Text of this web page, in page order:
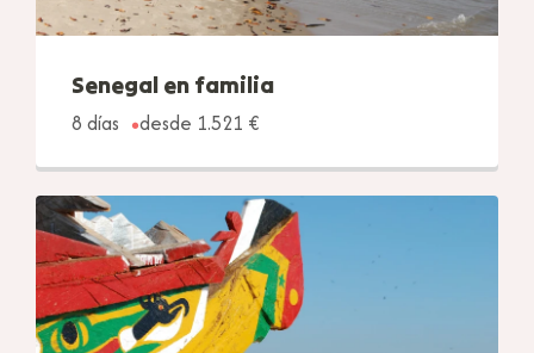
Senegal en familia
8 días
desde 1.521 €